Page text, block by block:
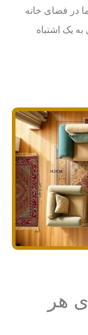
در فضای خانه
یک اشتباه
هر